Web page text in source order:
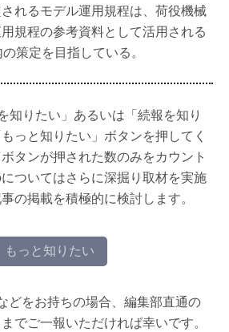
れるモデル運用規程は、荷役機械
規程の参考資料として活用される
策定を目指している。
知りたい」あるいは「続報を知り
っと知りたい」ボタンを押してく
タンが押された数のみをカウント
ついてはさらに深掘り取材を実施
の掲載を積極的に検討します。
もっと知りたい
どをお持ちの場合、編集部直通の
でご一報いただければ幸いです。